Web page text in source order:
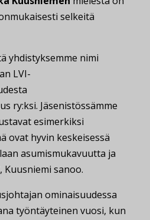
selkeitä
yhdistyksemme nimi
LVI-
ry:ksi. Jäsenistössämme
esimerkiksi
ovat hyvin keskeisessä
asumismukavuutta ja
sanoo.
ominaisuudessa
työntäyteinen vuosi, kun